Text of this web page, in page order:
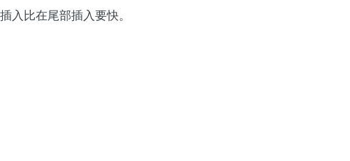
入比在尾部插入要快。